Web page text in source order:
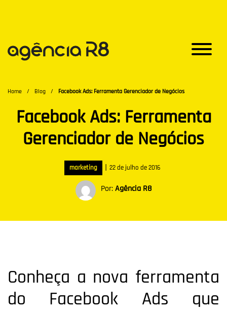
Home / Blog / Facebook Ads: Ferramenta Gerenciador de Negócios
Facebook Ads: Ferramenta
Gerenciador de Negócios
marketing | 22 de julho de 2016
Por:Agência R8
Conheça a nova ferramenta
do Facebook Ads que